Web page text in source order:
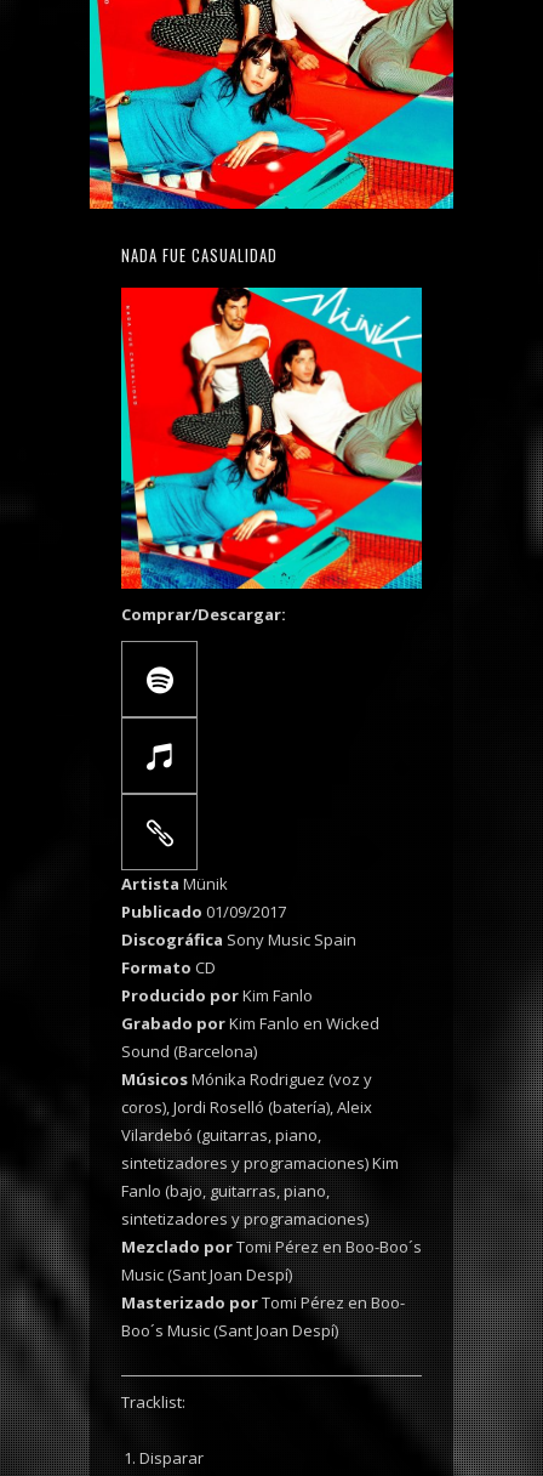
NADA FUE CASUALIDAD
Comprar/Descargar:
Artista Münik
Publicado 01/09/2017
Discográfica Sony Music Spain
Formato CD
Producido porKim Fanlo
Grabado porKim Fanlo en Wicked
Sound (Barcelona)
MúsicosMónika Rodriguez (voz y
coros), Jordi Roselló (batería), Aleix
Vilardebó (guitarras, piano,
sintetizadores y programaciones) Kim
Fanlo (bajo, guitarras, piano,
sintetizadores y programaciones)
Mezclado porTomi Pérez en Boo-Boo´s
Music (Sant Joan Despí)
Masterizado porTomi Pérez en Boo-
Boo´s Music (Sant Joan Despí)
Tracklist:
Disparar